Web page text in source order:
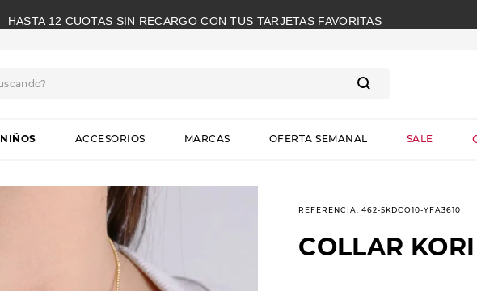
HASTA 12 CUOTAS SIN RECARGO CON TUS TARJETAS FAVORITAS
NIÑOS ACCESORIOS MARCAS OFERTA SEMANAL SALE
REFERENCIA:462-5KDCO10-YFA3610
COLLAR